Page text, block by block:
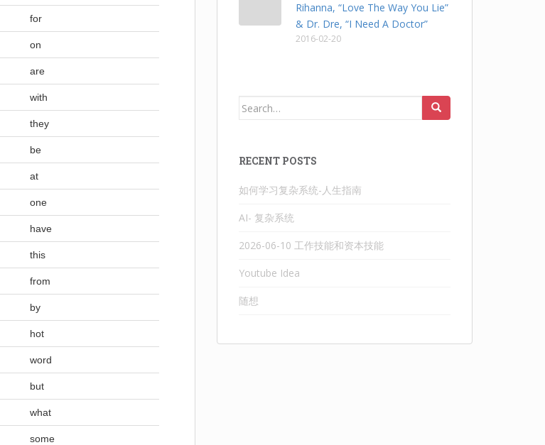
for
on
are
with
they
be
at
one
have
this
from
by
hot
word
but
what
some
Rihanna, “Love The Way You Lie”
& Dr. Dre, “I Need A Doctor”
2016-02-20
Search
RECENT POSTS
如何学习复杂系统-人生指南
AI- 复杂系统
2026-06-10 工作技能和资本技能
Youtube Idea
随想